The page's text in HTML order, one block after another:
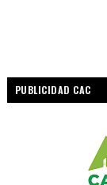
PUBLICIDAD CAC